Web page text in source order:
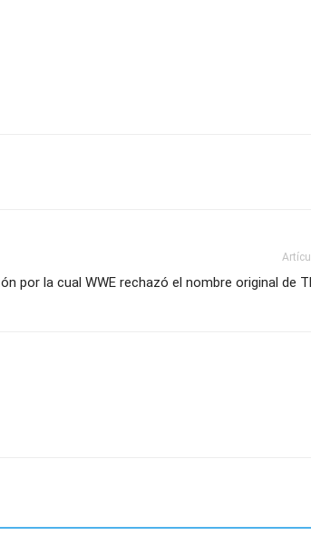
por la cual WWE rechazó el nombre original de